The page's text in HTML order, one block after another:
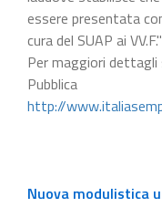
essere presentata
cura del SUAP ai VV.F."
Per maggiori dettagli
Pubblica
http://
Nuova modulistica